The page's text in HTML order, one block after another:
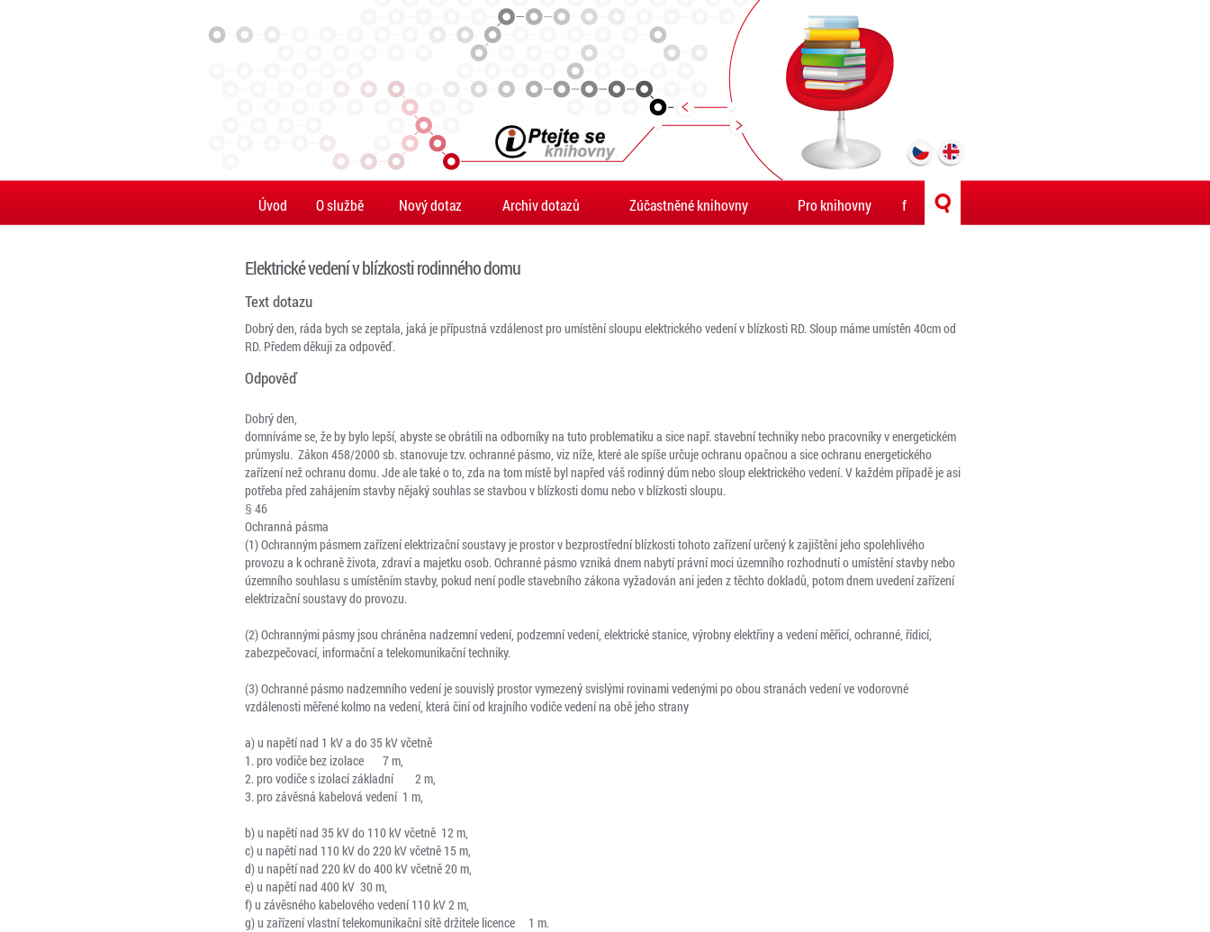
Úvod O službě Nový dotaz Archiv dotazů Zúčastněné knihovny Pro knihovny f
Elektrické vedení v blízkosti rodinného domu
Text dotazu
Dobrý den, ráda bych se zeptala, jaká je přípustná vzdálenost pro umístění sloupu elektrického vedení v blízkosti RD. Sloup máme umístěn 40cm od
RD. Předem děkuji za odpověď.
Odpověď
Dobrý den,
domníváme se, že by bylo lepší, abyste se obrátili na odborníky na tuto problematiku a sice např. stavební techniky nebo pracovníky v energetickém
průmyslu. Zákon 458/2000 sb. stanovuje tzv. ochranné pásmo, viz níže, které ale spíše určuje ochranu opačnou a sice ochranu energetického
zařízení než ochranu domu. Jde ale také o to, zda na tom místě byl napřed váš rodinný dům nebo sloup elektrického vedení. V každém případě je asi
potřeba před zahájením stavby nějaký souhlas se stavbou v blízkosti domu nebo v blízkosti sloupu.
§ 46
Ochranná pásma
(1) Ochranným pásmem zařízení elektrizační soustavy je prostor v bezprostřední blízkosti tohoto zařízení určený k zajištění jeho spolehlivého
provozu a k ochraně života, zdraví a majetku osob. Ochranné pásmo vzniká dnem nabytí právní moci územního rozhodnutí o umístění stavby nebo
územního souhlasu s umístěním stavby, pokud není podle stavebního zákona vyžadován ani jeden z těchto dokladů, potom dnem uvedení zařízení
elektrizační soustavy do provozu.
(2) Ochrannými pásmy jsou chráněna nadzemní vedení, podzemní vedení, elektrické stanice, výrobny elektřiny a vedení měřicí, ochranné, řídicí,
zabezpečovací, informační a telekomunikační techniky.
(3) Ochranné pásmo nadzemního vedení je souvislý prostor vymezený svislými rovinami vedenými po obou stranách vedení ve vodorovné
vzdálenosti měřené kolmo na vedení, která činí od krajního vodiče vedení na obě jeho strany
a) u napětí nad 1 kV a do 35 kV včetně
1. pro vodiče bez izolace 7 m,
2. pro vodiče s izolací základní 2 m,
3. pro závěsná kabelová vedení 1 m,
b) u napětí nad 35 kV do 110 kV včetně 12 m,
c) u napětí nad 110 kV do 220 kV včetně 15 m,
d) u napětí nad 220 kV do 400 kV včetně 20 m,
e) u napětí nad 400 kV 30 m,
f) u závěsného kabelového vedení 110 kV 2 m,
g) u zařízení vlastní telekomunikační sítě držitele licence 1 m.